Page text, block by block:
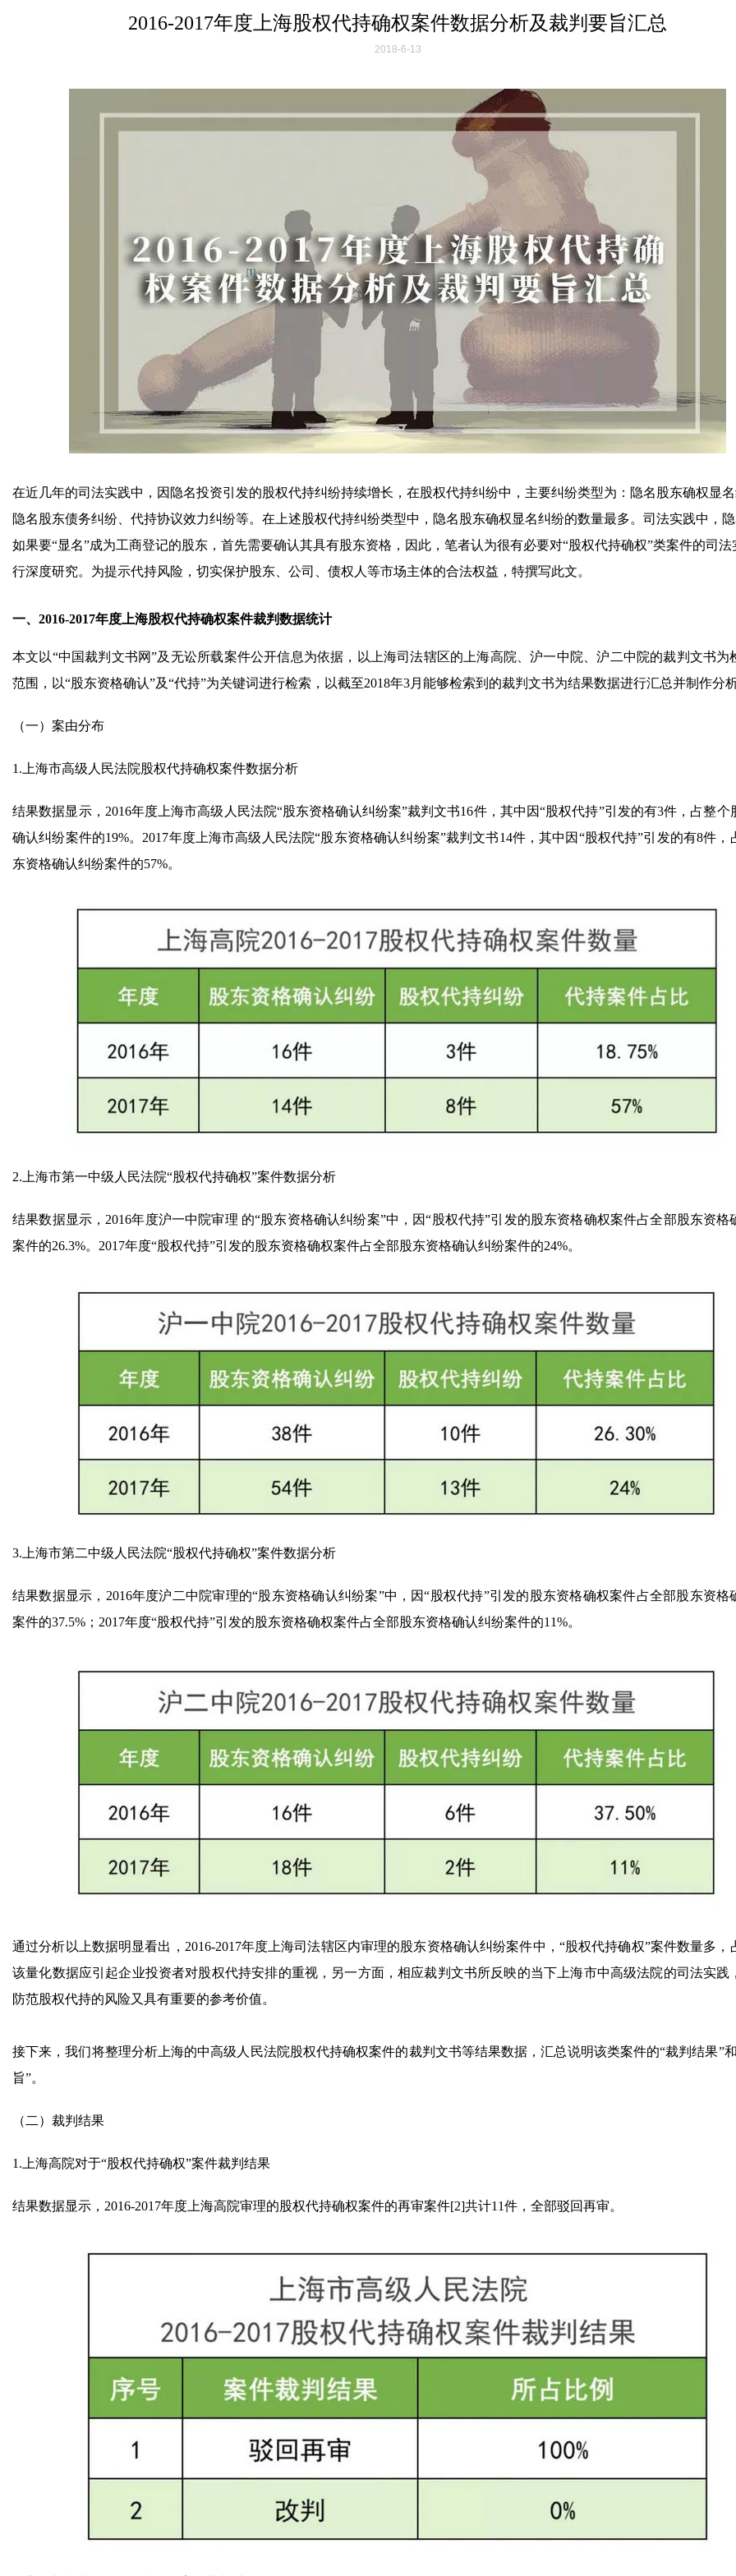
2016-2017年度上海股权代持确权案件数据分析及裁判要旨汇总
2018-6-13
在近几年的司法实践中，因隐名投资引发的股权代持纠纷持续增长，在股权代持纠纷中，主要纠纷类型为：隐名股东确权显
隐名股东债务纠纷、代持协议效力纠纷等。在上述股权代持纠纷类型中，隐名股东确权显名纠纷的数量最多。司法实践中，
如果要“显名”成为工商登记的股东，首先需要确认其具有股东资格，因此，笔者认为很有必要对“股权代持确权”类案件的司法
行深度研究。为提示代持风险，切实保护股东、公司、债权人等市场主体的合法权益，特撰写此文。
一、2016-2017年度上海股权代持确权案件裁判数据统计
本文以“中国裁判文书网”及无讼所载案件公开信息为依据，以上海司法辖区的上海高院、沪一中院、沪二中院的裁判文书为
范围，以“股东资格确认”及“代持”为关键词进行检索，以截至2018年3月能够检索到的裁判文书为结果数据进行汇总并制作分
（一）案由分布
1.上海市高级人民法院股权代持确权案件数据分析
结果数据显示，2016年度上海市高级人民法院“股东资格确认纠纷案”裁判文书16件，其中因“股权代持”引发的有3件，占整个
确认纠纷案件的19%。2017年度上海市高级人民法院“股东资格确认纠纷案”裁判文书14件，其中因“股权代持”引发的有8件，
东资格确认纠纷案件的57%。
2.上海市第一中级人民法院“股权代持确权”案件数据分析
结果数据显示，2016年度沪一中院审理 的“股东资格确认纠纷案”中，因“股权代持”引发的股东资格确权案件占全部股东资格
案件的26.3%。2017年度“股权代持”引发的股东资格确权案件占全部股东资格确认纠纷案件的24%。
3.上海市第二中级人民法院“股权代持确权”案件数据分析
结果数据显示，2016年度沪二中院审理的“股东资格确认纠纷案”中，因“股权代持”引发的股东资格确权案件占全部股东资格
案件的37.5%；2017年度“股权代持”引发的股东资格确权案件占全部股东资格确认纠纷案件的11%。
通过分析以上数据明显看出，2016-2017年度上海司法辖区内审理的股东资格确认纠纷案件中，“股权代持确权”案件数量多，
该量化数据应引起企业投资者对股权代持安排的重视，另一方面，相应裁判文书所反映的当下上海市中高级法院的司法实践
防范股权代持的风险又具有重要的参考价值。
接下来，我们将整理分析上海的中高级人民法院股权代持确权案件的裁判文书等结果数据，汇总说明该类案件的“裁判结果”
旨”。
（二）裁判结果
1.上海高院对于“股权代持确权”案件裁判结果
结果数据显示，2016-2017年度上海高院审理的股权代持确权案件的再审案件[2]共计11件，全部驳回再审。